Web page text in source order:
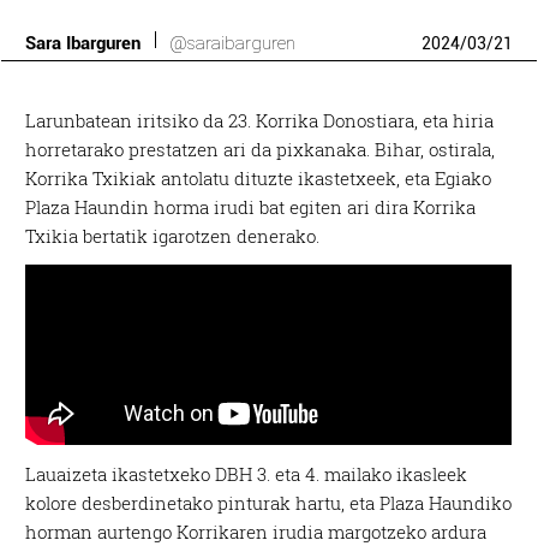
Sara Ibarguren @saraibarguren 2024/03/21
Larunbatean iritsiko da 23. Korrika Donostiara, eta hiria
horretarako prestatzen ari da pixkanaka. Bihar, ostirala,
Korrika Txikiak antolatu dituzte ikastetxeek, eta Egiako
Plaza Haundin horma irudi bat egiten ari dira Korrika
Txikia bertatik igarotzen denerako.
Lauaizeta ikastetxeko DBH 3. eta 4. mailako ikasleek
kolore desberdinetako pinturak hartu, eta Plaza Haundiko
horman aurtengo Korrikaren irudia margotzeko ardura